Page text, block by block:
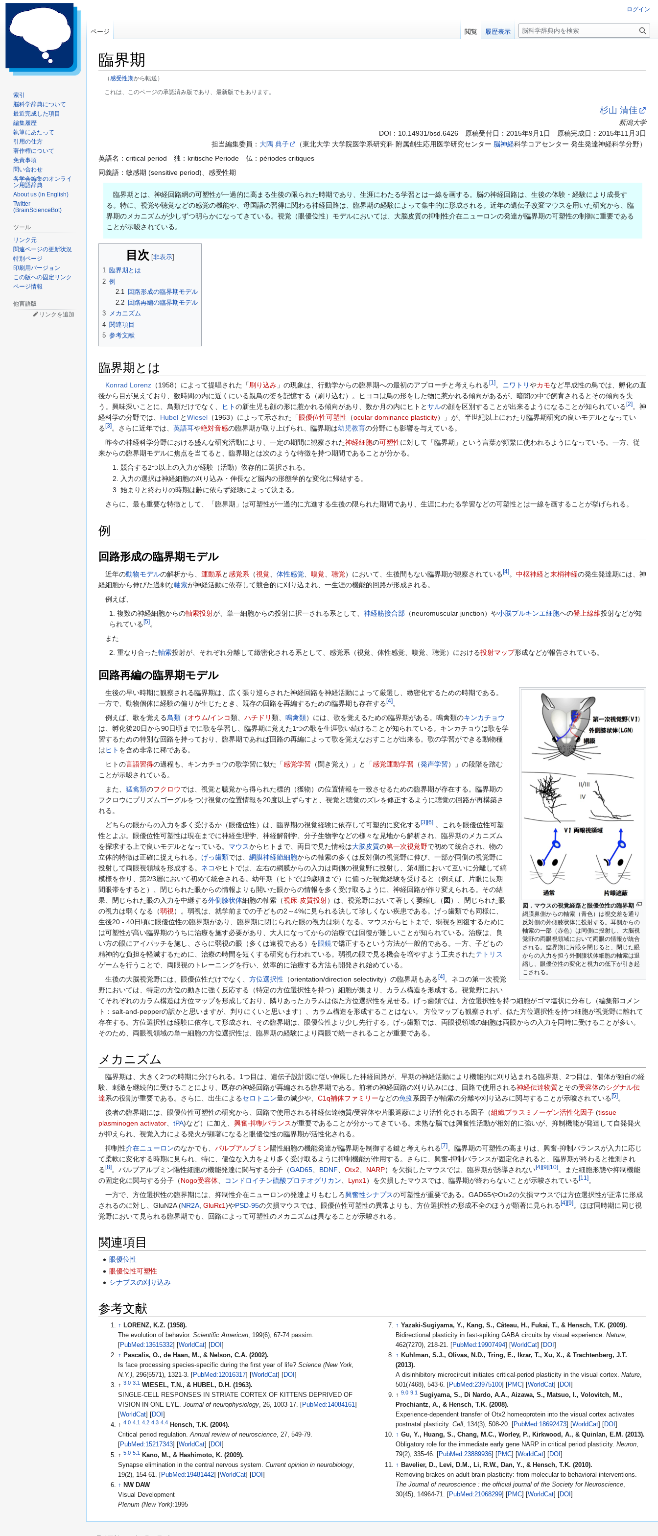
臨界期
（感受性期から転送）
これは、このページの承認済み版であり、最新版でもあります。
ョ
ン
に
杉山 清佳
新潟大学
DOI： 10.14931/bsd.6426 原稿受付日：2015年9月1日 原稿完成日：2015年11月3日
担当編集委員： 大隅 典子 （東北大学 大学院医学系研究科 附属創生応用医学研究センター 脳神経科学コアセンター 発生発達神経科学分野）
英語名：critical period 独：kritische Periode 仏：périodes critiques
同義語：敏感期 (sensitive period)、感受性期
臨界期とは、神経回路網の可塑性が一過的に高まる生後の限られた時期であり、生涯にわたる学習とは一線を画する。脳の神経回路は、生後の体験・経験により成長す
る。特に、視覚や聴覚などの感覚の機能や、母国語の習得に関わる神経回路は、臨界期の経験によって集中的に形成される。近年の遺伝子改変マウスを用いた研究から、臨
界期のメカニズムが少しずつ明らかになってきている。視覚（眼優位性）モデルにおいては、大脳皮質の抑制性介在ニューロンの発達が臨界期の可塑性の制御に重要である
ことが示唆されている。
目次
1 臨界期とは
2 例
2.1
回路形成の臨界期モデル
2.2
回路再編の臨界期モデル
3 メカニズム
4 関連項目
5 参考文献
臨界期とは
Konrad Lorenz （1958）によって提唱された「刷り込み 」の現象は、行動学からの臨界期への最初のアプローチと考えられる[1 ]。 ニワトリやカモなど早成性の鳥では、孵化の直
後から目が見えており、数時間の内に近くにいる親鳥の姿を記憶する（刷り込む）。ヒヨコは鳥の形をした物に惹かれる傾向があるが、暗闇の中で飼育されるとその傾向を失
う。興味深いことに、鳥類だけでなく、
ヒトの新生児も顔の形に惹かれる傾向があり、数か月の内にヒトとサルの顔を区別することが出来るようになることが知られている[2]。神
経科学の分野では、 Hubel とWiesel （1963）によって示された「眼優位性可塑性 （ocular dominance plasticity）」が、半世紀以上にわたり臨界期研究の良いモデルとなってい
る[3]。さらに近年では、 英語耳や絶対音感の臨界期が取り上げられ、臨界期は幼児教育の分野にも影響を与えている。
昨今の神経科学分野における盛んな研究活動により、一定の期間に観察された神経細胞の可塑性に対して「臨界期」という言葉が頻繁に使われるようになっている。一方、従
来からの臨界期モデルに焦点を当てると、臨界期とは次のような特徴を持つ期間であることが分かる。
競合する2つ以上の入力が経験（活動）依存的に選択される。
入力の選択は神経細胞の刈り込み・伸長など脳内の形態学的な変化に帰結する。
始まりと終わりの時期は齢に依らず経験によって決まる。
さらに、最も重要な特徴として、「臨界期」は可塑性が一過的に亢進する生後の限られた期間であり、生涯にわたる学習などの可塑性とは一線を画することが挙げられる。
例
回路形成の臨界期モデル
近年の動物モデルの解析から、 運動系と感覚系 （視覚 体性感覚 嗅覚 聴覚）において、生後間もない臨界期が観察されている[4]。 中枢神経と末梢神経の発生発達期には、神
経細胞から伸びた過剰な軸索が神経活動に依存して競合的に刈り込まれ、一生涯の機能的回路が形成される。
例えば、
1. 複数の神経細胞からの軸索投射が、単一細胞からの投射に択一される系として、神経筋接合部 （neuromuscular junction）や小脳プルキンエ細胞への登上線維投射などが知
られている[5]。
また
2. 重なり合った軸索投射が、それぞれ分離して緻密化される系として、感覚系（視覚、体性感覚、嗅覚、聴覚）における投射マップ形成などが報告されている。
回路再編の臨界期モデル
図．マウスの視覚経路と眼優位性の臨界期
網膜鼻側からの軸索（青色）は視交差を通り
反対側の外側膝状体に投射する。耳側からの
軸索の一部（赤色）は同側に投射し、大脳視
覚野の両眼視領域において両眼の情報が統合
される。臨界期に片眼を閉じると、閉じた眼
からの入力を担う外側膝状体細胞の軸索は退
縮し、眼優位性の変化と視力の低下が引き起
こされる。
生後の早い時期に観察される臨界期は、広く張り巡らされた神経回路を神経活動によって厳選し、緻密化するための時期である。
一方で、動物個体に経験の偏りが生じたとき、既存の回路を再編するための臨界期も存在する[4]。
例えば、歌を覚える鳥類 （オウム/インコ類、 ハチドリ類、 鳴禽類）には、歌を覚えるための臨界期がある。鳴禽類のキンカチョウ
は、孵化後20日から90日頃までに歌を学習し、臨界期に覚えた1つの歌を生涯歌い続けることが知られている。キンカチョウは歌を学
習するための特別な回路を持っており、臨界期であれば回路の再編によって歌を覚えなおすことが出来る。歌の学習ができる動物種
はヒト を含め非常に稀である。
ヒトの言語習得の過程も、キンカチョウの歌学習に似た「感覚学習 （聞き覚え）」と「感覚運動学習 （発声学習）」の段階を踏む
ことが示唆されている。
また、 猛禽類のフクロウでは、視覚と聴覚から得られた標的（獲物）の位置情報を一致させるための臨界期が存在する。臨界期の
フクロウにプリズムゴーグルをつけ視覚の位置情報を20度以上ずらすと、視覚と聴覚のズレを修正するように聴覚の回路が再構築さ
れる。
どちらの眼からの入力を多く受けるか（眼優位性）は、臨界期の視覚経験に依存して可塑的に変化する[3][6] 。これを眼優位性可塑
性とよぶ。眼優位性可塑性は現在までに神経生理学、神経解剖学、分子生物学などの様々な見地から解析され、臨界期のメカニズム
を探求する上で良いモデルとなっている。 マウスからヒトまで、両目で見た情報は大脳皮質の第一次視覚野で初めて統合され、物の
立体的特徴は正確に捉えられる。 げっ歯類では、 網膜神経節細胞からの軸索の多くは反対側の視覚野に伸び、一部が同側の視覚野に
投射して両眼視領域を形成する。 ネコやヒトでは、左右の網膜からの入力は両側の視覚野に投射し、第4層において互いに分離して縞
模様を作り、第2/3層において初めて統合される。幼年期（ヒトでは9歳頃まで）に偏った視覚経験を受けると（例えば、片眼に長期
間眼帯をすると）、閉じられた眼からの情報よりも開いた眼からの情報を多く受け取るように、神経回路が作り変えられる。その結
果、閉じられた眼の入力を中継する外側膝状体細胞の軸索（視床-皮質投射）は、視覚野において著しく萎縮し（ 図 ）、閉じられた眼
の視力は弱くなる（弱視 ）。弱視は、就学前までの子どもの2～4%に見られる決して珍しくない疾患である。げっ歯類でも同様に、
生後20 - 40日頃に眼優位性の臨界期があり、臨界期に閉じられた眼の視力は弱くなる。マウスからヒトまで、弱視を回復するために
は可塑性が高い臨界期のうちに治療を施す必要があり、大人になってからの治療では回復が難しいことが知られている。治療は、良
い方の眼にアイパッチを施し、さらに弱視の眼（多くは遠視である）を眼鏡で矯正するという方法が一般的である。一方、子どもの
精神的な負担を軽減するために、治療の時間を短くする研究も行われている。弱視の眼で見る機会を増やすよう工夫されたテトリス
ゲームを行うことで、両眼視のトレーニングを行い、効率的に治療する方法も開発され始めている。
生後の大脳視覚野には、眼優位性だけでなく、 方位選択性 （orientation/direction selectivity）の臨界期もある[4]。ネコの第一次視覚
野においては、特定の方位の動きに強く反応する（特定の方位選択性を持つ）細胞が集まり、カラム構造を形成する。視覚野におい
てそれぞれのカラム構造は方位マップを形成しており、隣りあったカラムは似た方位選択性を見せる。げっ歯類では、方位選択性を持つ細胞がゴマ塩状に分布し（編集部コメン
ト：salt-and-pepperの訳かと思いますが、判りにくいと思います）、カラム構造を形成することはない。 方位マップも観察されず、似た方位選択性を持つ細胞が視覚野に離れて
存在する。方位選択性は経験に依存して形成され、その臨界期は、眼優位性より少し先行する。げっ歯類では、両眼視領域の細胞は両眼からの入力を同時に受けることが多い。
そのため、両眼視領域の単一細胞の方位選択性は、臨界期の経験により両眼で統一されることが重要である。
メカニズム
臨界期は、大きく2つの時期に分けられる。1つ目は、遺伝子設計図に従い伸展した神経回路が、早期の神経活動により機能的に刈り込まれる臨界期、2つ目は、個体が独自の経
験、刺激を継続的に受けることにより、既存の神経回路が再編される臨界期である。前者の神経回路の刈り込みには、回路で使用される神経伝達物質とその受容体のシグナル伝
達系の役割が重要である。さらに、出生によるセロトニン量の減少や、 C1q補体ファミリーなどの免疫系因子が軸索の分離や刈り込みに関与することが示唆されている [5] 。
後者の臨界期には、眼優位性可塑性の研究から、回路で使用される神経伝達物質/受容体や片眼遮蔽により活性化される因子（組織プラスミノーゲン活性化因子 (tissue
plasminogen activator
tPA)など）に加え、 興奮-抑制バランスが重要であることが分かってきている。未熟な脳では興奮性活動が相対的に強いが、抑制機能が発達して自発発火
が抑えられ、視覚入力による発火が顕著になると眼優位性の臨界期が活性化される。
抑制性介在ニューロンのなかでも、 パルブアルブミン陽性細胞の機能発達が臨界期を制御する鍵と考えられる [7] 。臨界期の可塑性の高まりは、興奮-抑制バランスが入力に応じ
て柔軟に変化する時期に見られ、特に、優位な入力をより多く受け取るように抑制機能が作用する。さらに、興奮-抑制バランスが固定化されると、臨界期が終わると推測され
る [8] 。パルブアルブミン陽性細胞の機能発達に関与する分子（GAD65 BDNF Otx2 NARP）を欠損したマウスでは、臨界期が誘導されない[4][9][10] 。また細胞形態や抑制機能
の固定化に関与する分子（Nogo受容体 コンドロイチン硫酸プロテオグリカン Lynx1 ）を欠損したマウスでは、臨界期が終わらないことが示唆されている [11 ] 。
一方で、方位選択性の臨界期には、抑制性介在ニューロンの発達よりもむしろ興奮性シナプスの可塑性が重要である。GAD65やOtx2の欠損マウスでは方位選択性が正常に形成
されるのに対し、GluN2A (NR2A GluRε1)やPSD-95の欠損マウスでは、眼優位性可塑性の異常よりも、方位選択性の形成不全のほうが顕著に見られる [4][9] 。ほぼ同時期に同じ視
覚野において見られる臨界期でも、回路によって可塑性のメカニズムは異なることが示唆される。
関連項目
眼優位性
眼優位性可塑性
シナプスの刈り込み
参考文献
↑ LORENZ, K.Z. (1958).
The evolution of behavior.Scientific American , 199(6), 67-74 passim.
[PubMed:13615332 ] [WorldCat ] [DOI]
↑ Pascalis, O., de Haan, M., & Nelson, C.A. (2002).
Is face processing species-specific during the first year of life?Science (New York,
N.Y.)
, 296(5571), 1321-3. [PubMed:12016317 ] [WorldCat ] [DOI]
↑3.0 3.1 WIESEL, T.N., & HUBEL, D.H. (1963).
SINGLE-CELL RESPONSES IN STRIATE CORTEX OF KITTENS DEPRIVED OF
VISION IN ONE EYE.Journal of neurophysiology PubMed:14084161
[WorldCat DOI
↑4.0 4.1 4.2 4.3 4.4 Hensch, T.K. (2004).
Critical period regulation.Annual review of neuroscience, 27, 549-79.
PubMed:15217343 ] [WorldCat DOI
↑5.0 5.1
Kano, M., & Hashimoto, K. (2009).
Synapse elimination in the central nervous system.Current opinion in neurobiology
19(2), 154-61. [PubMed:19481442 ] [WorldCat ] [DOI]
↑ NW DAW
Visual Development
Plenum (New York):1995
↑ Yazaki-Sugiyama, Y., Kang, S., Câteau, H., Fukai, T., & Hensch, T.K. (2009).
Bidirectional plasticity in fast-spiking GABA circuits by visual experience. Nature,
462(7270), 218-21. [PubMed:19907494 ] [WorldCat ] [DOI ]
↑ Kuhlman, S.J., Olivas, N.D., Tring, E., Ikrar, T., Xu, X., & Trachtenberg, J.T.
(2013).
A disinhibitory microcircuit initiates critical-period plasticity in the visual cortex. Nature,
501(7468), 543-6. [PubMed:23975100 ] [PMC ] [WorldCat ] [DOI ]
↑ 9.0 9.1 Sugiyama, S., Di Nardo, A.A., Aizawa, S., Matsuo, I., Volovitch, M.,
Prochiantz, A., & Hensch, T.K. (2008).
Experience-dependent transfer of Otx2 homeoprotein into the visual cortex activates
postnatal plasticity. Cell PubMed:18692473 WorldCat DOI
↑ Gu, Y., Huang, S., Chang, M.C., Worley, P., Kirkwood, A., & Quinlan, E.M. (2013).
Obligatory role for the immediate early gene NARP in critical period plasticity. Neuron,
PubMed:23889936 PMC WorldCat DOI
↑ Bavelier, D., Levi, D.M., Li, R.W., Dan, Y., & Hensch, T.K. (2010).
Removing brakes on adult brain plasticity: from molecular to behavioral interventions.
The Journal of neuroscience : the official journal of the Society for Neuroscience,
30(45), 14964-71. [PubMed:21068299 ] [PMC ] [WorldCat ] [DOI ]
ログイン
ページ 閲覧 履歴表示
検
索
索引
脳科学辞典について
最近完成した項目
編集履歴
執筆にあたって
引用の仕方
著作権について
免責事項
問い合わせ
各学会編集のオンライ
ン用語辞典
About us (in English)
Twitter
(BrainScienceBot)
ツール
リンク元
関連ページの更新状況
特別ページ
印刷用バージョン
この版への固定リンク
ページ情報
他言語版
リンクを追加